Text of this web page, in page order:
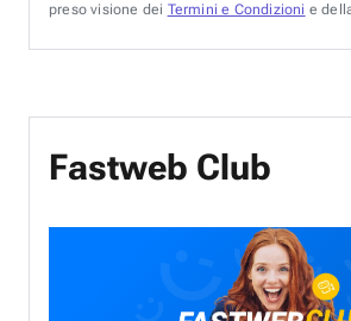
preso visione dei Termini e Condizioni e
Fastweb Club